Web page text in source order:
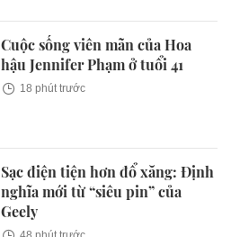
Cuộc sống viên mãn của Hoa
hậu Jennifer Phạm ở tuổi 41
18 phút trước
Sạc điện tiện hơn đổ xăng: Định
nghĩa mới từ “siêu pin” của
Geely